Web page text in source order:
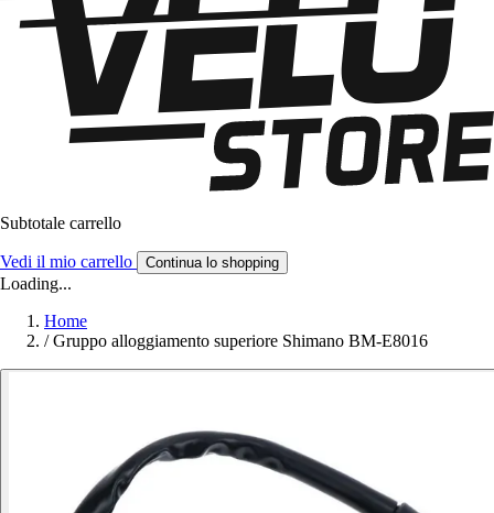
Subtotale carrello
Vedi il mio carrello Continua lo shopping
Loading...
Home
/ Gruppo alloggiamento superiore Shimano BM-E8016